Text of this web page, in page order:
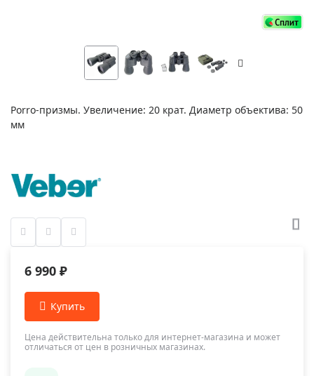
Porro-призмы. Увеличение: 20 крат. Диаметр объектива: 50
мм
6 990 ₽
Цена действительна только для интернет-магазина и может
отличаться от цен в розничных магазинах.